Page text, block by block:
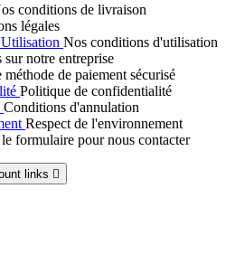
conditions de livraison
légales
Nos conditions d'utilisation
notre entreprise
méthode de paiement sécurisé
Politique de confidentialité
Conditions d'annulation
Respect de l'environnement
formulaire pour nous contacter
links 